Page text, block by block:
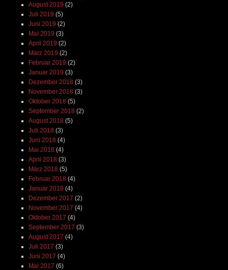
August 2019 (2)
Juli 2019 (5)
Juni 2019 (2)
Mai 2019 (3)
April 2019 (2)
März 2019 (2)
Februar 2019 (2)
Januar 2019 (3)
Dezember 2018 (3)
November 2018 (3)
Oktober 2018 (5)
September 2018 (2)
August 2018 (5)
Juli 2018 (3)
Juni 2018 (4)
Mai 2018 (4)
April 2018 (3)
März 2018 (5)
Februar 2018 (4)
Januar 2018 (4)
Dezember 2017 (2)
November 2017 (4)
Oktober 2017 (4)
September 2017 (3)
August 2017 (4)
Juli 2017 (3)
Juni 2017 (4)
Mai 2017 (6)